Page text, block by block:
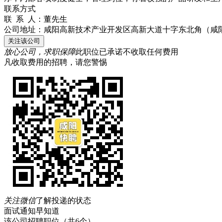
联系方式
联 系 人： 董先生
公司地址： 咸阳高新技术产业开发区高新大道十字东北角（咸
关注该公司
放心公司，求职保障此职位已承诺不收取任何费用
凡收取费用的招聘，请您警惕
关注微信了解投递的状态
面试通知早知道